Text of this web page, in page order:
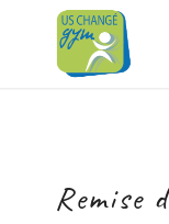
Remise